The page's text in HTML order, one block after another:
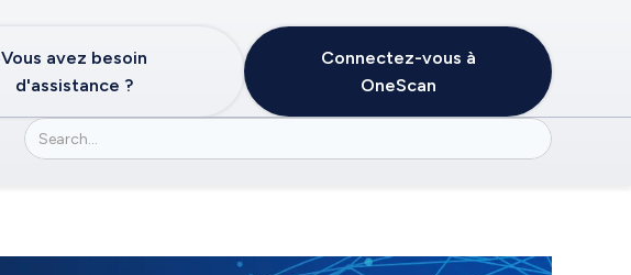
Vous avez besoin
d'assistance ?
Connectez-vous à
OneScan